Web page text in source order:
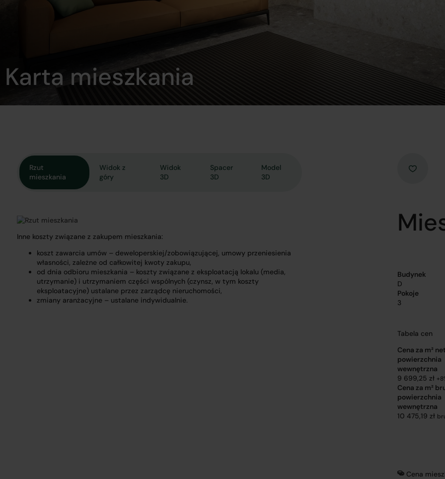
Karta mieszkania
Rzut
mieszkania
Widok z
góry
Widok
3D
Spacer
3D
Model
3D
Inne koszty związane z zakupem mieszkania:
koszt zawarcia umów – deweloperskiej/zobowiązującej, umowy przeniesienia
własności, zależne od całkowitej kwoty zakupu,
od dnia odbioru mieszkania – koszty związane z eksploatacją lokalu (media,
utrzymanie) i utrzymaniem części wspólnych (czynsz, w tym koszty
eksploatacyjne) ustalane przez zarządcę nieruchomości,
zmiany aranżacyjne – ustalane indywidualnie.
Budynek
D
Pokoje
3
Tabela cen
Cena za m²
powierzchnia
wewnętrzna
9 699,25 zł
Cena za m²
powierzchnia
wewnętrzna
10 475,19 zł
Cena